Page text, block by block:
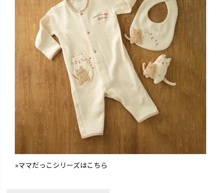
»ママだっこシリーズはこちら